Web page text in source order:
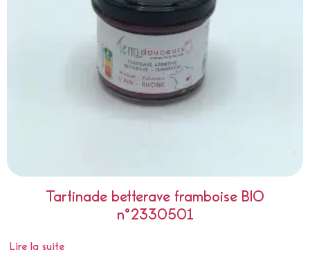
Tartinade betterave framboise BIO
n°2330501
Lire la suite